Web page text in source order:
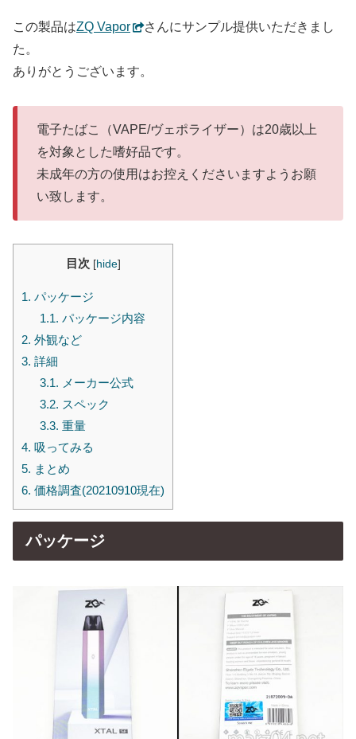
この製品はZQ Vapor
さんにサンプル提供いただきまし
た。
ありがとうございます。
電子たばこ（VAPE/ヴェポライザー）は20歳以上
を対象とした嗜好品です。
未成年の方の使用はお控えくださいますようお願
い致します。
目次 [hide]
1. パッケージ
1.1. パッケージ内容
2. 外観など
3. 詳細
3.1. メーカー公式
3.2. スペック
3.3. 重量
4. 吸ってみる
5. まとめ
6. 価格調査(20210910現在)
パッケージ